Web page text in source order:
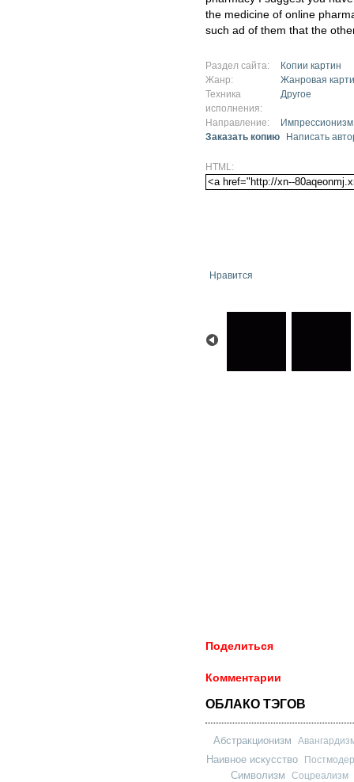
the medicine of online
such ad of them that the
Раздел сайта:
Копии картин
Жанр:
Жанровая
Техника
исполнения:
Другое
Направление:
Импрессионизм
Заказать копию
Написать
HTML:
Нравится
Поделиться
Комментарии
ОБЛАКО ТЭГОВ
Абстракционизм
Наивное искусство
Символизм Соцреализм